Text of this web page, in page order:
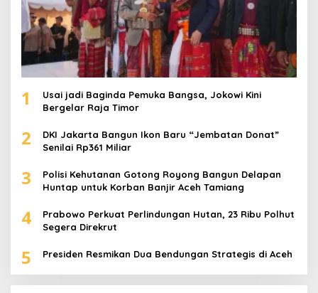
1
Usai jadi Baginda Pemuka Bangsa, Jokowi Kini
Bergelar Raja Timor
2
DKI Jakarta Bangun Ikon Baru “Jembatan Donat”
Senilai Rp361 Miliar
3
Polisi Kehutanan Gotong Royong Bangun Delapan
Huntap untuk Korban Banjir Aceh Tamiang
4
Prabowo Perkuat Perlindungan Hutan, 23 Ribu Polhut
Segera Direkrut
5 Presiden Resmikan Dua Bendungan Strategis di Aceh